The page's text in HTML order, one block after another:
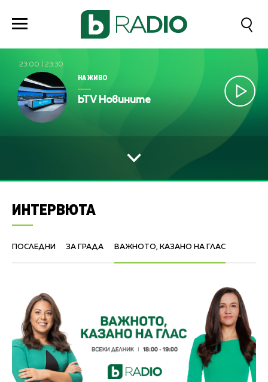
23:00 23:30
НА ЖИВО
bTV Новините
ИНТЕРВЮТА
ПОСЛЕДНИ ЗА ГРАДА ВАЖНОТО, КАЗАНО НА ГЛАС